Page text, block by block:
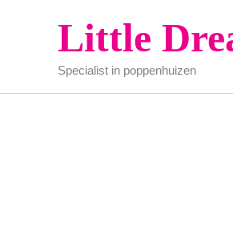
Little
Specialist in poppenhuizen